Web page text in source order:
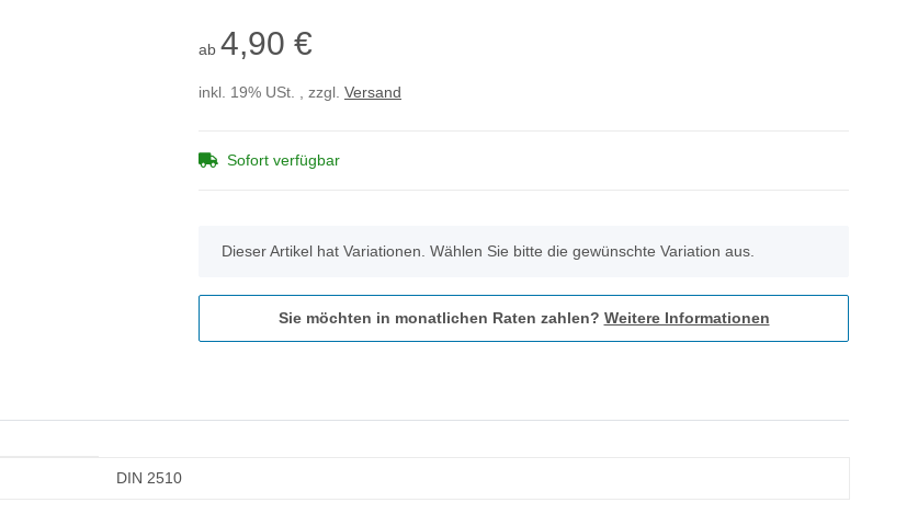
ab 4,90 €
inkl. 19% USt. , zzgl. Versand
Sofort verfügbar
x
Dieser Artikel hat Variationen. Wählen Sie bitte die gewünschte Variation aus.
Sie möchten in monatlichen Raten zahlen? Weitere Informationen
DIN 2510